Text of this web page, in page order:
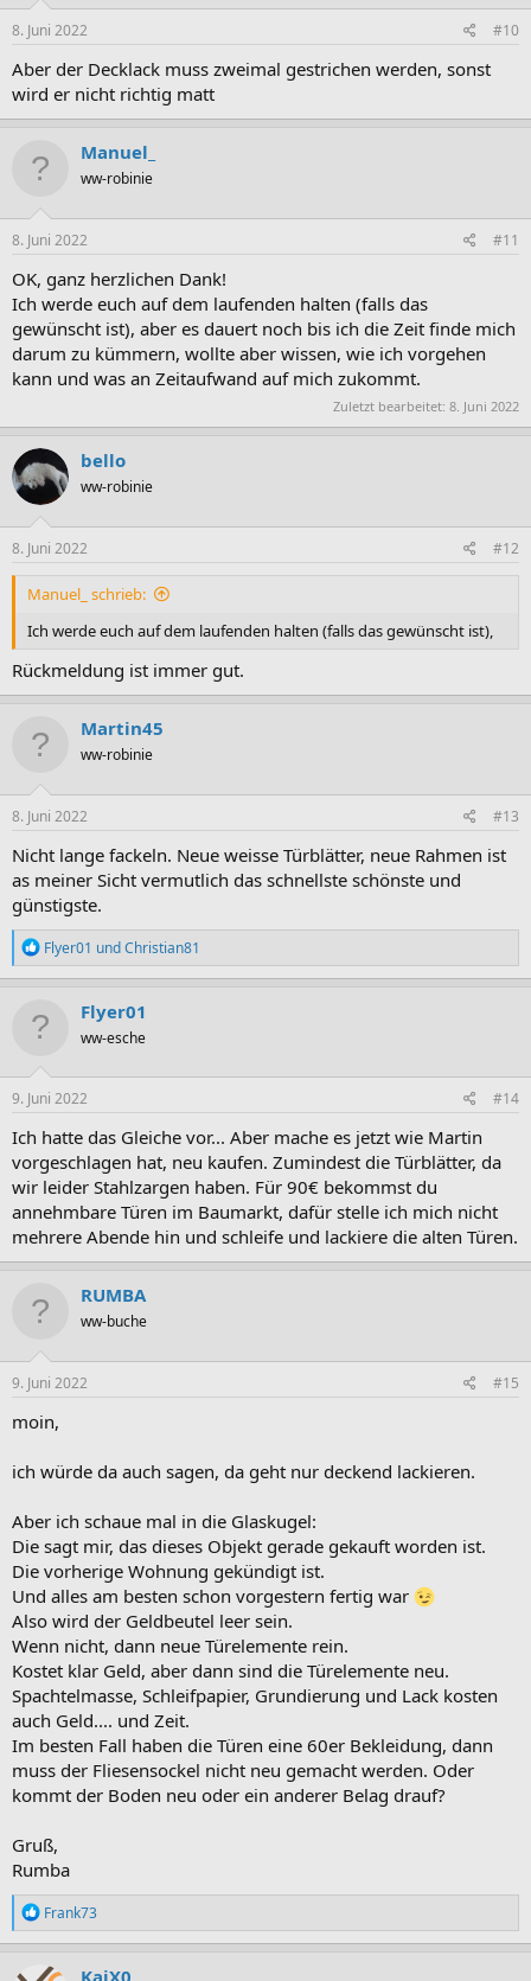
n
e
:
8. Juni 2022 #10
Aber der Decklack muss zweimal gestrichen werden, sonst
wird er nicht richtig matt
Manuel_
ww-robinie
8. Juni 2022 #11
OK, ganz herzlichen Dank!
Ich werde euch auf dem laufenden halten (falls das
gewünscht ist), aber es dauert noch bis ich die Zeit finde mich
darum zu kümmern, wollte aber wissen, wie ich vorgehen
kann und was an Zeitaufwand auf mich zukommt.
Zuletzt bearbeitet: 8. Juni 2022
bello
ww-robinie
8. Juni 2022 #12
Manuel_ schrieb:
Ich werde euch auf dem laufenden halten (falls das gewünscht ist),
Rückmeldung ist immer gut.
Martin45
ww-robinie
8. Juni 2022 #13
Nicht lange fackeln. Neue weisse Türblätter, neue Rahmen ist
as meiner Sicht vermutlich das schnellste schönste und
günstigste.
R
e
a
t
n
e
:
Flyer01 undChristian81
Flyer01
ww-esche
9. Juni 2022 #14
Ich hatte das Gleiche vor... Aber mache es jetzt wie Martin
vorgeschlagen hat, neu kaufen. Zumindest die Türblätter, da
wir leider Stahlzargen haben. Für 90€ bekommst du
annehmbare Türen im Baumarkt, dafür stelle ich mich nicht
mehrere Abende hin und schleife und lackiere die alten Türen.
RUMBA
ww-buche
9. Juni 2022 #15
moin,
ich würde da auch sagen, da geht nur deckend lackieren.
Aber ich schaue mal in die Glaskugel:
Die sagt mir, das dieses Objekt gerade gekauft worden ist.
Die vorherige Wohnung gekündigt ist.
Und alles am besten schon vorgestern fertig war
Also wird der Geldbeutel leer sein.
Wenn nicht, dann neue Türelemente rein.
Kostet klar Geld, aber dann sind die Türelemente neu.
Spachtelmasse, Schleifpapier, Grundierung und Lack kosten
auch Geld.... und Zeit.
Im besten Fall haben die Türen eine 60er Bekleidung, dann
muss der Fliesensockel nicht neu gemacht werden. Oder
kommt der Boden neu oder ein anderer Belag drauf?
Gruß,
Rumba
R
e
a
k
Frank73
KaiX0